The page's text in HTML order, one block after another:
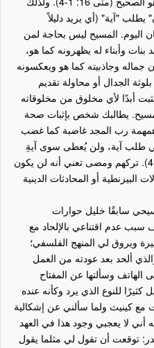
"آية" (أي يريد دليلاً
اليوم. المسيح ليس بحاجة لمن
وأبناء له يظهرونه كما هو،
وجاذبيته كما هو ويعكسونه
الجدال أو محاولة تقديم
يثبت أبدًا لأي مخلوق من مخلوقاته
يطالبك شخص بإثبات صحة
همهمة رب المجد غاضبة كما غضب
طلب آية، ولن يُعطى سوى آيةِ
يونان آية. ثم تركهم ومضى (متى16: 4). تركهم ومضى تعني أنه لن يكون
أو المحادثات الدينية
سابقًا خليل حوارات
عدم اقتناعي بالإلحاد مع
ويروق لي المنهج الفلسفي؛
ألحد بعد عودته من العمل
وسألتها عن المفتاح
للنوع الذي يرد وكأنه عنده
كينيث ولما سألني عن إشكالية
أني لا يعجبي وجود هذا في العهد
توقعت أن تقول لي مثلما يقول